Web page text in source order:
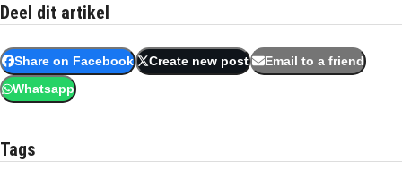
Deel dit artikel
Share on Facebook Create new post Email to a friend
Whatsapp
Tags